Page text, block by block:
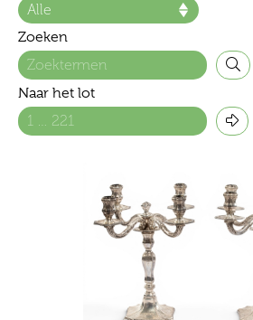
Zoeken
Naar het lot